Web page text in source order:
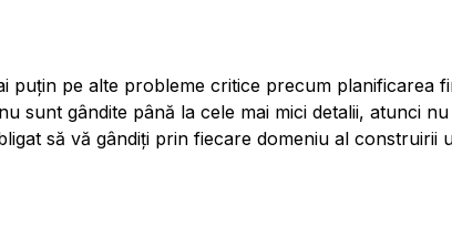
puțin pe alte probleme critice precum planificarea
sunt gândite până la cele mai mici detalii, atunci
să vă gândiți prin fiecare domeniu al construirii